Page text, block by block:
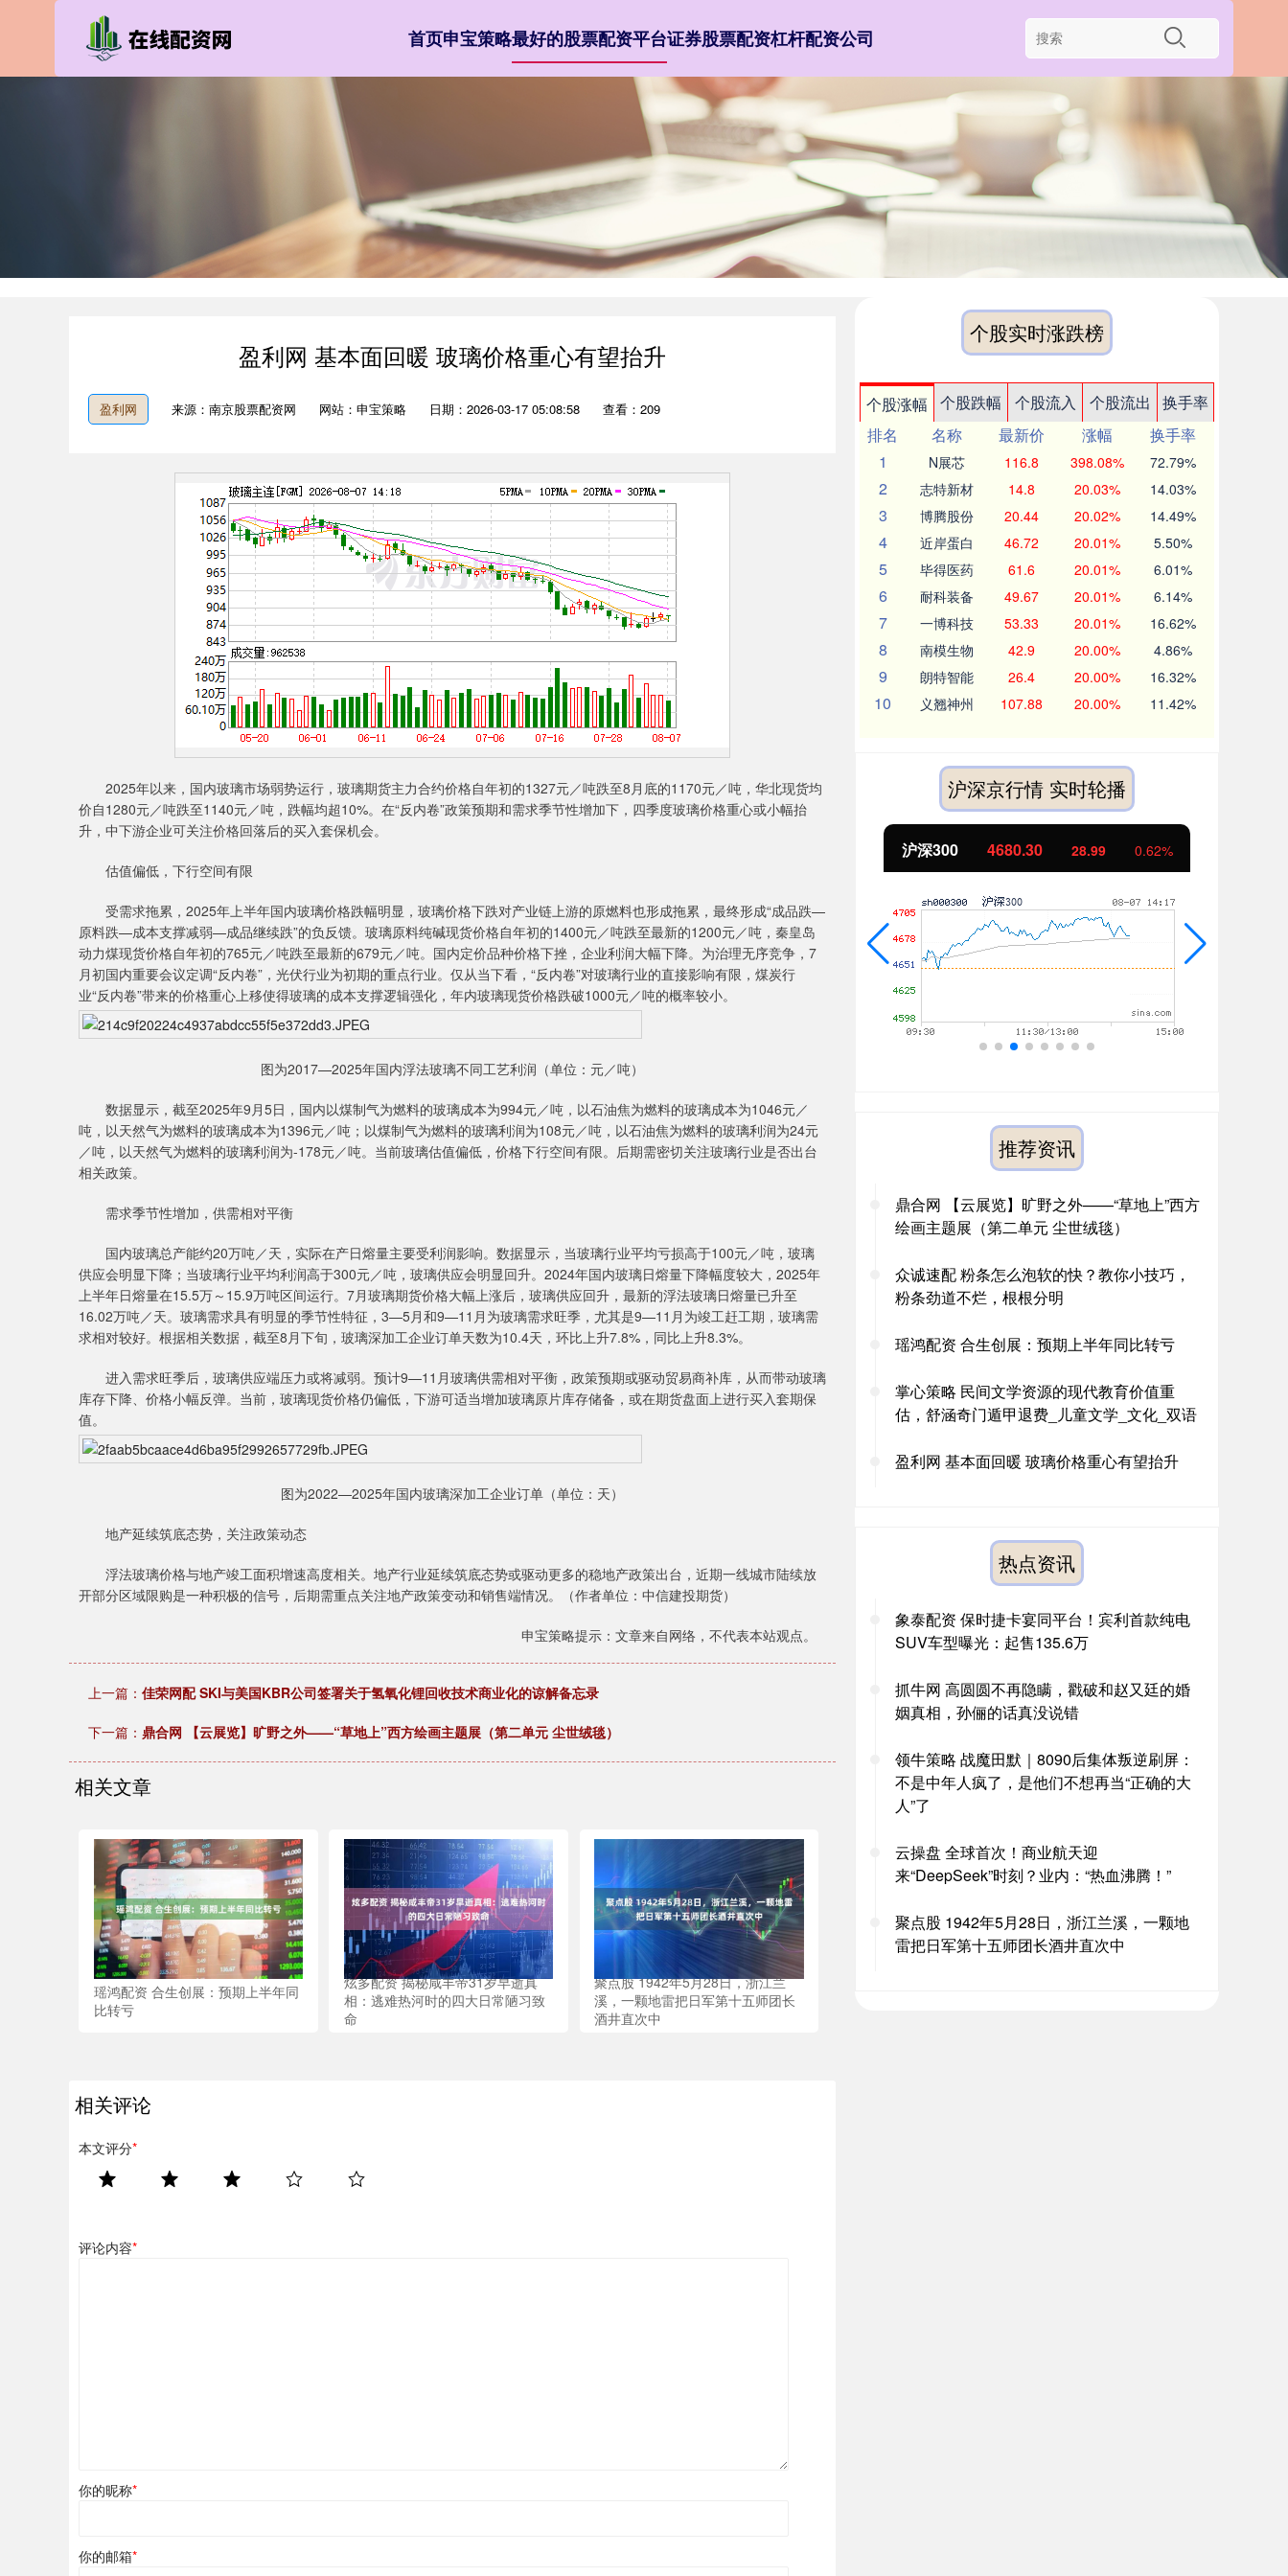
首页申宝策略最好的股票配资平台证券股票配资杠杆配资公司
盈利网 基本面回暖 玻璃价格重心有望抬升
盈利网 来源：南京股票配资网 网站：申宝策略 日期：2026-03-17 05:08:58 查看：209
2025年以来，国内玻璃市场弱势运行，玻璃期货主力合约价格自年初的1327元／吨跌至8月底的1170元／吨，华北现货均
价自1280元／吨跌至1140元／吨，跌幅均超10%。在“反内卷”政策预期和需求季节性增加下，四季度玻璃价格重心或小幅抬
升，中下游企业可关注价格回落后的买入套保机会。
估值偏低，下行空间有限
受需求拖累，2025年上半年国内玻璃价格跌幅明显，玻璃价格下跌对产业链上游的原燃料也形成拖累，最终形成“成品跌—
原料跌—成本支撑减弱—成品继续跌”的负反馈。玻璃原料纯碱现货价格自年初的1400元／吨跌至最新的1200元／吨，秦皇岛
动力煤现货价格自年初的765元／吨跌至最新的679元／吨。国内定价品种价格下挫，企业利润大幅下降。为治理无序竞争，7
月初国内重要会议定调“反内卷”，光伏行业为初期的重点行业。仅从当下看，“反内卷”对玻璃行业的直接影响有限，煤炭行
业“反内卷”带来的价格重心上移使得玻璃的成本支撑逻辑强化，年内玻璃现货价格跌破1000元／吨的概率较小。
图为2017—2025年国内浮法玻璃不同工艺利润（单位：元／吨）
数据显示，截至2025年9月5日，国内以煤制气为燃料的玻璃成本为994元／吨，以石油焦为燃料的玻璃成本为1046元／
吨，以天然气为燃料的玻璃成本为1396元／吨；以煤制气为燃料的玻璃利润为108元／吨，以石油焦为燃料的玻璃利润为24元
／吨，以天然气为燃料的玻璃利润为-178元／吨。当前玻璃估值偏低，价格下行空间有限。后期需密切关注玻璃行业是否出台
相关政策。
需求季节性增加，供需相对平衡
国内玻璃总产能约20万吨／天，实际在产日熔量主要受利润影响。数据显示，当玻璃行业平均亏损高于100元／吨，玻璃
供应会明显下降；当玻璃行业平均利润高于300元／吨，玻璃供应会明显回升。2024年国内玻璃日熔量下降幅度较大，2025年
上半年日熔量在15.5万～15.9万吨区间运行。7月玻璃期货价格大幅上涨后，玻璃供应回升，最新的浮法玻璃日熔量已升至
16.02万吨／天。玻璃需求具有明显的季节性特征，3—5月和9—11月为玻璃需求旺季，尤其是9—11月为竣工赶工期，玻璃需
求相对较好。根据相关数据，截至8月下旬，玻璃深加工企业订单天数为10.4天，环比上升7.8%，同比上升8.3%。
进入需求旺季后，玻璃供应端压力或将减弱。预计9—11月玻璃供需相对平衡，政策预期或驱动贸易商补库，从而带动玻璃
库存下降、价格小幅反弹。当前，玻璃现货价格仍偏低，下游可适当增加玻璃原片库存储备，或在期货盘面上进行买入套期保
值。
图为2022—2025年国内玻璃深加工企业订单（单位：天）
地产延续筑底态势，关注政策动态
浮法玻璃价格与地产竣工面积增速高度相关。地产行业延续筑底态势或驱动更多的稳地产政策出台，近期一线城市陆续放
开部分区域限购是一种积极的信号，后期需重点关注地产政策变动和销售端情况。（作者单位：中信建投期货）
申宝策略提示：文章来自网络，不代表本站观点。
上一篇： 佳荣网配 SKI与美国KBR公司签署关于氢氧化锂回收技术商业化的谅解备忘录
下一篇： 鼎合网 【云展览】旷野之外——“草地上”西方绘画主题展（第二单元 尘世绒毯）
相关文章
瑶鸿配资 合生创展：预期上半年同
比转亏
炫多配资 揭秘咸丰帝31岁早逝真
相：逃难热河时的四大日常陋习致
命
聚点股 1942年5月28日，浙江兰
溪，一颗地雷把日军第十五师团长
酒井直次中
相关评论
本文评分*
评论内容*
你的昵称*
你的邮箱*
个股实时涨跌榜
个股涨幅 个股跌幅 个股流入 个股流出
换手率
排名
名称 最新价 涨幅
换手率
1
N展芯 116.8 398.08% 72.79%
2 志特新材 14.8 20.03% 14.03%
3 博腾股份 20.44 20.02% 14.49%
4 近岸蛋白 46.72 20.01% 5.50%
5 毕得医药 61.6 20.01% 6.01%
6 耐科装备 49.67 20.01% 6.14%
7 一博科技 53.33 20.01% 16.62%
8 南模生物 42.9 20.00% 4.86%
9 朗特智能 26.4 20.00% 16.32%
10 义翘神州 107.88 20.00% 11.42%
沪深京行情 实时轮播
北证50 1131.38 8.51 0.76%
推荐资讯
鼎合网 【云展览】旷野之外——“草地上”西方
绘画主题展（第二单元 尘世绒毯）
众诚速配 粉条怎么泡软的快？教你小技巧，
粉条劲道不烂，根根分明
瑶鸿配资 合生创展：预期上半年同比转亏
掌心策略 民间文学资源的现代教育价值重
估，舒涵奇门遁甲退费_儿童文学_文化_双语
盈利网 基本面回暖 玻璃价格重心有望抬升
热点资讯
象泰配资 保时捷卡宴同平台！宾利首款纯电
SUV车型曝光：起售135.6万
抓牛网 高圆圆不再隐瞒，戳破和赵又廷的婚
姻真相，孙俪的话真没说错
领牛策略 战魔田默｜8090后集体叛逆刷屏：
不是中年人疯了，是他们不想再当“正确的大
人”了
云操盘 全球首次！商业航天迎
来“DeepSeek”时刻？业内：“热血沸腾！”
聚点股 1942年5月28日，浙江兰溪，一颗地
雷把日军第十五师团长酒井直次中